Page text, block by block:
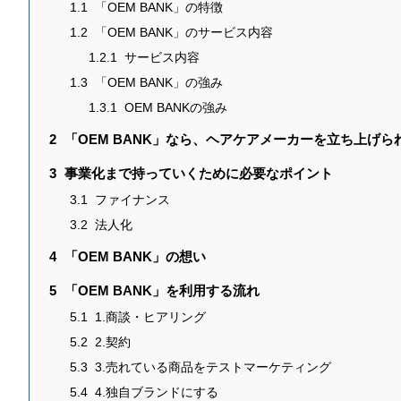
1.1
「OEM BANK」の特徴
1.2
「OEM BANK」のサービス内容
1.2.1
サービス内容
1.3
「OEM BANK」の強み
1.3.1
OEM BANKの強み
2 「OEM BANK」なら、ヘアケアメーカーを立ち上げら
3 事業化まで持っていくために必要なポイント
3.1
ファイナンス
3.2 法人化
4 「OEM BANK」の想い
5 「OEM BANK」を利用する流れ
5.1
1.商談・ヒアリング
5.2
2.契約
5.3 3.売れている商品をテストマーケティング
5.4 4.独自ブランドにする